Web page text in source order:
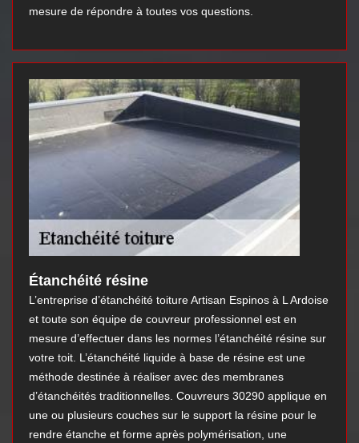
mesure de répondre à toutes vos questions.
Étanchéité résine
L’entreprise d’étanchéité toiture Artisan Espinos à L Ardoise
et toute son équipe de couvreur professionnel est en
mesure d’effectuer dans les normes l’étanchéité résine sur
votre toit. L’étanchéité liquide à base de résine est une
méthode destinée à réaliser avec des membranes
d’étanchéités traditionnelles. Couvreurs 30290 applique en
une ou plusieurs couches sur le support la résine pour le
rendre étanche et forme après polymérisation, une